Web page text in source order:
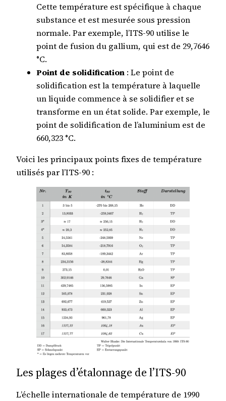
Cette température est spécifique à chaque
substance et est mesurée sous pression
normale. Par exemple, l’ITS-90 utilise le
point de fusion du gallium, qui est de 29,7646
°C.
Point de solidification : Le point de
solidification est la température à laquelle
un liquide commence à se solidifier et se
transforme en un état solide. Par exemple, le
point de solidification de l’aluminium est de
660,323 °C.
Voici les principaux points fixes de température
utilisés par l’ITS-90 :
Les plages d’étalonnage de l’ITS-90
L’échelle internationale de température de 1990